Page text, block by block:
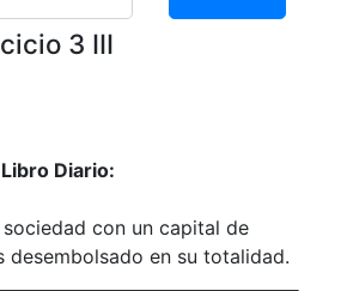
3 III
Diario:
sociedad con un capital de
desembolsado en su totalidad.